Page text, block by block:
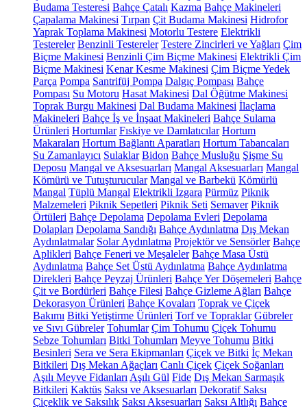
Budama Testeresi Bahçe Çatalı Kazma Bahçe Makineleri
Çapalama Makinesi Tırpan Çit Budama Makinesi Hidrofor
Yaprak Toplama Makinesi Motorlu Testere Elektrikli
Testereler Benzinli Testereler Testere Zincirleri ve Yağları Çim
Biçme Makinesi Benzinli Çim Biçme Makinesi Elektrikli Çim
Biçme Makinesi Kenar Kesme Makinesi Çim Biçme Yedek
Parça Pompa Santrifüj Pompa Dalgıç Pompası Bahçe
Pompası Su Motoru Hasat Makinesi Dal Öğütme Makinesi
Toprak Burgu Makinesi Dal Budama Makinesi İlaçlama
Makineleri Bahçe İş ve İnşaat Makineleri Bahçe Sulama
Ürünleri Hortumlar Fıskiye ve Damlatıcılar Hortum
Makaraları Hortum Bağlantı Aparatları Hortum Tabancaları
Su Zamanlayıcı Sulaklar Bidon Bahçe Musluğu Şişme Su
Deposu Mangal ve Aksesuarları Mangal Aksesuarları Mangal
Kömürü ve Tutuşturucular Mangal ve Barbekü Kömürlü
Mangal Tüplü Mangal Elektrikli Izgara Pürmüz Piknik
Malzemeleri Piknik Sepetleri Piknik Seti Semaver Piknik
Örtüleri Bahçe Depolama Depolama Evleri Depolama
Dolapları Depolama Sandığı Bahçe Aydınlatma Dış Mekan
Aydınlatmalar Solar Aydınlatma Projektör ve Sensörler Bahçe
Aplikleri Bahçe Feneri ve Meşaleler Bahçe Masa Üstü
Aydınlatma Bahçe Set Üstü Aydınlatma Bahçe Aydınlatma
Direkleri Bahçe Peyzaj Ürünleri Bahçe Yer Döşemeleri Bahçe
Çit ve Bordürleri Bahçe Filesi Bahçe Gizleme Ağları Bahçe
Dekorasyon Ürünleri Bahçe Kovaları Toprak ve Çiçek
Bakımı Bitki Yetiştirme Ürünleri Torf ve Topraklar Gübreler
ve Sıvı Gübreler Tohumlar Çim Tohumu Çiçek Tohumu
Sebze Tohumları Bitki Tohumları Meyve Tohumu Bitki
Besinleri Sera ve Sera Ekipmanları Çiçek ve Bitki İç Mekan
Bitkileri Dış Mekan Ağaçları Canlı Çiçek Çiçek Soğanları
Aşılı Meyve Fidanları Aşılı Gül Fide Dış Mekan Sarmaşık
Bitkileri Kaktüs Saksı ve Aksesuarları Dekoratif Saksı
Çiçeklik ve Saksılık Saksı Aksesuarları Saksı Altlığı Bahçe